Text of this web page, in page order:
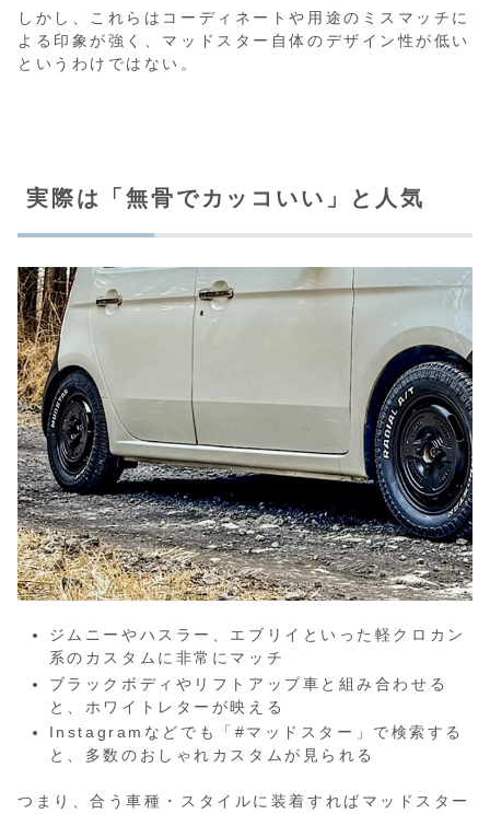
しかし、これらはコーディネートや用途のミスマッチに
よる印象が強く、マッドスター自体のデザイン性が低い
というわけではない。
実際は「無骨でカッコいい」と人気
ジムニーやハスラー、エブリイといった軽クロカン
系のカスタムに非常にマッチ
ブラックボディやリフトアップ車と組み合わせる
と、ホワイトレターが映える
Instagramなどでも「#マッドスター」で検索する
と、多数のおしゃれカスタムが見られる
つまり、合う車種・スタイルに装着すればマッドスター